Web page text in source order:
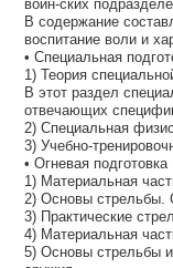
воин-ских
В содержание
воспитание воли и
• Специальная
1) Теория
В этот раздел
отвечающих
2) Специальная
3) Учебно-
• Огневая подготовка
1) Материальная
2) Основы стрельбы.
3) Практические
4) Материальная
5) Основы стрельбы